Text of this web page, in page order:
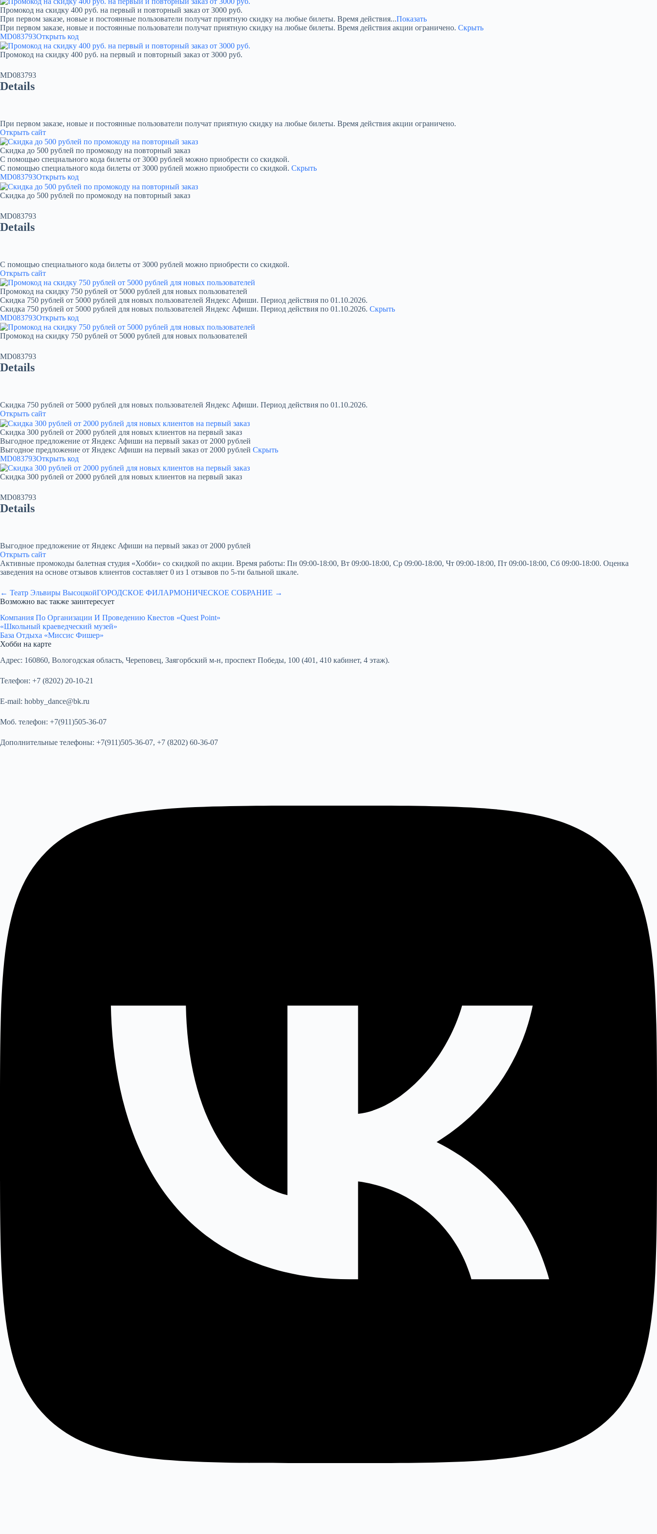
Промокод на скидку 400 руб. на первый и повторный заказ от 3000 руб.
При первом заказе, новые и постоянные пользователи получат приятную скидку на любые билеты. Время действия...Показать
При первом заказе, новые и постоянные пользователи получат приятную скидку на любые билеты. Время действия акции ограничено. Скрыть
MD083793Открыть код
Промокод на скидку 400 руб. на первый и повторный заказ от 3000 руб.
MD083793
Details
При первом заказе, новые и постоянные пользователи получат приятную скидку на любые билеты. Время действия акции ограничено.
Открыть сайт
Скидка до 500 рублей по промокоду на повторный заказ
С помощью специального кода билеты от 3000 рублей можно приобрести со скидкой.
С помощью специального кода билеты от 3000 рублей можно приобрести со скидкой. Скрыть
MD083793Открыть код
Скидка до 500 рублей по промокоду на повторный заказ
MD083793
Details
С помощью специального кода билеты от 3000 рублей можно приобрести со скидкой.
Открыть сайт
Промокод на скидку 750 рублей от 5000 рублей для новых пользователей
Скидка 750 рублей от 5000 рублей для новых пользователей Яндекс Афиши. Период действия по 01.10.2026.
Скидка 750 рублей от 5000 рублей для новых пользователей Яндекс Афиши. Период действия по 01.10.2026. Скрыть
MD083793Открыть код
Промокод на скидку 750 рублей от 5000 рублей для новых пользователей
MD083793
Details
Скидка 750 рублей от 5000 рублей для новых пользователей Яндекс Афиши. Период действия по 01.10.2026.
Открыть сайт
Скидка 300 рублей от 2000 рублей для новых клиентов на первый заказ
Выгодное предложение от Яндекс Афиши на первый заказ от 2000 рублей
Выгодное предложение от Яндекс Афиши на первый заказ от 2000 рублей Скрыть
MD083793Открыть код
Скидка 300 рублей от 2000 рублей для новых клиентов на первый заказ
MD083793
Details
Выгодное предложение от Яндекс Афиши на первый заказ от 2000 рублей
Открыть сайт
Активные промокоды балетная студия «Хобби» со скидкой по акции. Время работы: Пн 09:00-18:00, Вт 09:00-18:00, Ср 09:00-18:00, Чт 09:00-18:00, Пт 09:00-18:00, Сб 09:00-18:00. Оценка
заведения на основе отзывов клиентов составляет 0 из 1 отзывов по 5-ти бальной шкале.
← Театр Эльвиры ВысоцкойГОРОДСКОЕ ФИЛАРМОНИЧЕСКОЕ СОБРАНИЕ →
Возможно вас также заинтересует
Компания По Организации И Проведению Квестов «Quest Point»
«Школьный краеведческий музей»
База Отдыха «Миссис Фишер»
Хобби на карте
Адрес: 160860, Вологодская область, Череповец, Заягорбский м-н, проспект Победы, 100 (401, 410 кабинет, 4 этаж).
Телефон: +7 (8202) 20-10-21
E-mail: hobby_dance@bk.ru
Моб. телефон: +7(911)505-36-07
Дополнительные телефоны: +7(911)505-36-07, +7 (8202) 60-36-07